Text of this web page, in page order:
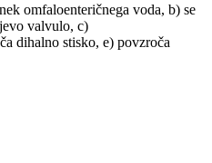
omfaloenteričnega voda, b) se
valvulo, c)
dihalno stisko, e) povzroča